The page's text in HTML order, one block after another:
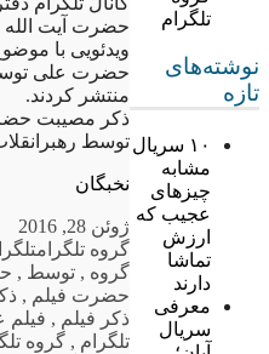
تلگرام
نوشته‌های
تازه
۱۰ سریال
مشابه
چیزهای
عجیب که
ارزش
تماشا
دارند
معرفی
سریال
حضرت آیت الله
ویدئویی با
حضرت علی
منتشر کردند.
ذکر مصیبت
توسط
نخبگان
ژوئن 28, 2016
گروه تلگرام
گروه , توسط ,
حضرت فیلم ,
ذکر فیلم , فیلم
تلگرام , گروه